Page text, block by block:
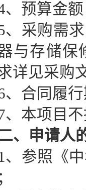
、预算金
、采购需
与存储保
详见采购
、合同履
、本项目
、申请人
、参照《